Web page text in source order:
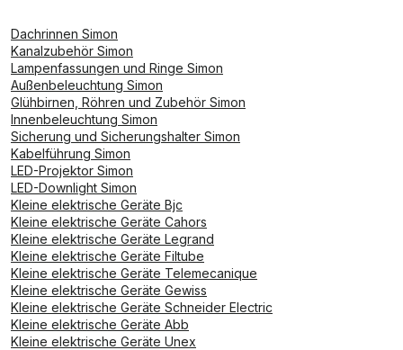
Dachrinnen Simon
Kanalzubehör Simon
Lampenfassungen und Ringe Simon
Außenbeleuchtung Simon
Glühbirnen, Röhren und Zubehör Simon
Innenbeleuchtung Simon
Sicherung und Sicherungshalter Simon
Kabelführung Simon
LED-Projektor Simon
LED-Downlight Simon
Kleine elektrische Geräte Bjc
Kleine elektrische Geräte Cahors
Kleine elektrische Geräte Legrand
Kleine elektrische Geräte Filtube
Kleine elektrische Geräte Telemecanique
Kleine elektrische Geräte Gewiss
Kleine elektrische Geräte Schneider Electric
Kleine elektrische Geräte Abb
Kleine elektrische Geräte Unex